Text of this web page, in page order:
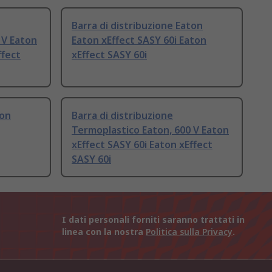
Eaton
Barra di distribuzione Eaton
Eaton xEffect SASY 60i Eaton
xEffect SASY 60i
Barra di distribuzione
Termoplastico Eaton, 600 V Eaton
xEffect SASY 60i Eaton xEffect
SASY 60i
I dati personali forniti saranno trattati in
linea con la nostra Politica sulla Privacy.